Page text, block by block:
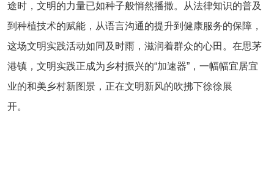
途时，文明的力量已如种子般悄然播撒。从法律知识的普及
到种植技术的赋能，从语言沟通的提升到健康服务的保障，
这场文明实践活动如同及时雨，滋润着群众的心田。在思茅
港镇，文明实践正成为乡村振兴的“加速器”，一幅幅宜居宜
业的和美乡村新图景，正在文明新风的吹拂下徐徐展
开。